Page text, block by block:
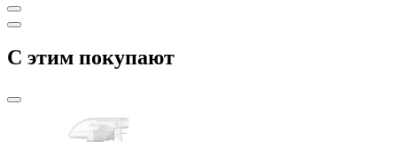
C этим покупают